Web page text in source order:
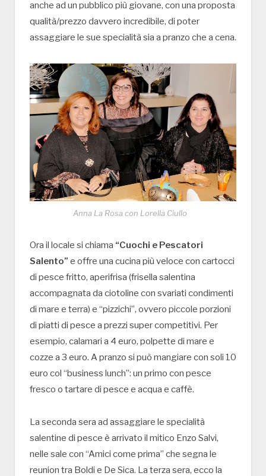
anche ad un pubblico più giovane, con una proposta
qualità/prezzo davvero incredibile, di poter
assaggiare le sue specialità sia a pranzo che a cena.
Anna La Rosa con Lorella Ciullo
Ora il locale si chiama “Cuochi e Pescatori
Salento” e offre una cucina più veloce con cartocci
di pesce fritto, aperifrisa (frisella salentina
accompagnata da ciotoline con svariati condimenti
di mare e terra) e “pizzichi”, ovvero piccole porzioni
di piatti di pesce a prezzi super competitivi. Per
esempio, calamari a 4 euro, polpette di mare e
cozze a 3 euro. A pranzo si può mangiare con soli 10
euro col “business lunch”: un primo con pesce
fresco o tartare di pesce e acqua e caffè.
La seconda sera ad assaggiare le specialità
salentine di pesce è arrivato il mitico Enzo Salvi,
nelle sale con “Amici come prima” che segna le
reunion tra Boldi e De Sica. La terza sera, ecco la